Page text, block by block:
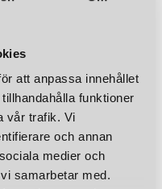
att anpassa innehållet
funktioner
vår trafik. Vi
och annan
medier och
samarbetar med.